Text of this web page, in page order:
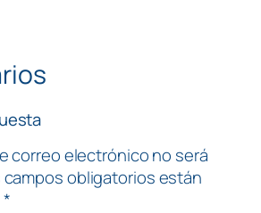
correo electrónico no será
campos obligatorios están
*